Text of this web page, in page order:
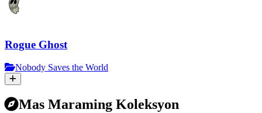
Rogue Ghost
Nobody Saves the World
Mas Maraming Koleksyon